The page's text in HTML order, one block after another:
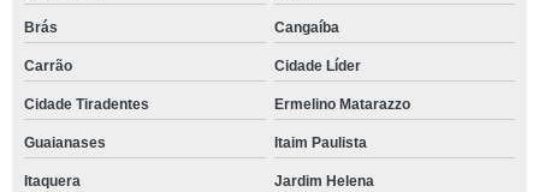
Brás Cangaíba
Carrão Cidade Líder
Cidade Tiradentes Ermelino Matarazzo
Guaianases Itaim Paulista
Itaquera Jardim Helena